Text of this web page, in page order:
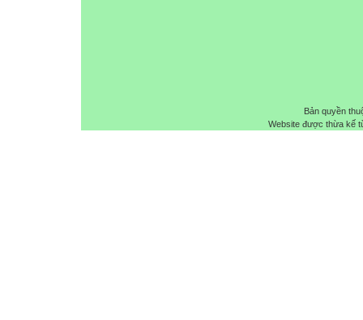
Bản quyền
Website được thừa kế